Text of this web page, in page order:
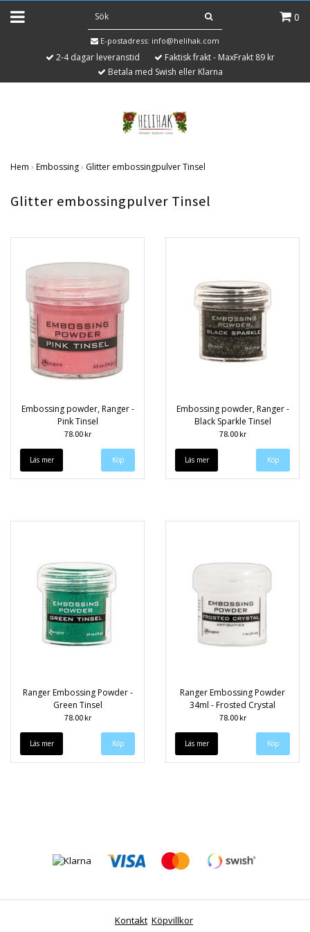
0
E-postadress: info@helihak.com
2-4 dagar leveranstid
Faktisk frakt - MaxFrakt 89 kr
Betala med Swish eller Klarna
Hem › Embossing› Glitter embossingpulver Tinsel
Glitter embossingpulver Tinsel
Embossing powder, Ranger -
Pink Tinsel
78.00 kr
Läs mer
Embossing powder, Ranger -
Black Sparkle Tinsel
78.00 kr
Läs mer
Ranger Embossing Powder -
Green Tinsel
78.00 kr
Läs mer
Ranger Embossing Powder
34ml - Frosted Crystal
78.00 kr
Läs mer
Kontakt Köpvillkor